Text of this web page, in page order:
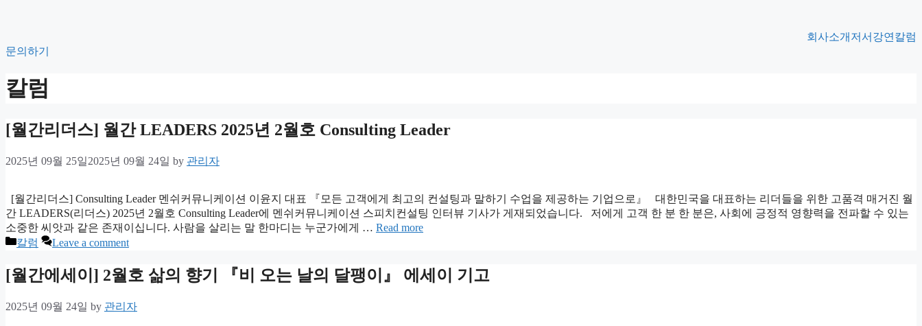
회사소개 저서 강연 칼럼
문의하기
칼럼
[월간리더스] 월간 LEADERS 2025년 2월호 Consulting Leader
2025년 09월 25일2025년 09월 24일 by 관리자
[월간리더스] Consulting Leader 멘쉬커뮤니케이션 이윤지 대표 『모든 고객에게 최고의 컨설팅과 말하기 수업을 제공하는 기업으로』 대한민국을 대표하는 리더들을 위한 고품격 매거진 월
간 LEADERS(리더스) 2025년 2월호 Consulting Leader에 멘쉬커뮤니케이션 스피치컨설팅 인터뷰 기사가 게재되었습니다. 저에게 고객 한 분 한 분은, 사회에 긍정적 영향력을 전파할 수 있는
소중한 씨앗과 같은 존재이십니다. 사람을 살리는 말 한마디는 누군가에게 … Read more
Categories
칼럼 Leave a comment
[월간에세이] 2월호 삶의 향기 『비 오는 날의 달팽이』 에세이 기고
2025년 09월 24일 by 관리자